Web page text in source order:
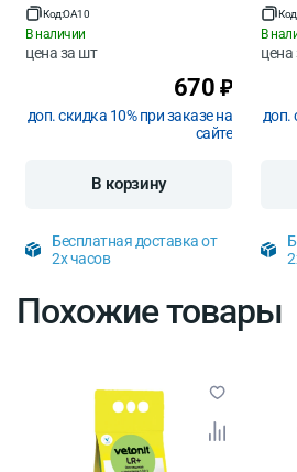
Код:OA10
В наличии
цена за шт
670 ₽
доп. скидка 10% при заказе на
сайте
В корзину
Бесплатная доставка от
2х часов
Код:
В
цена
доп.
Похожие товары